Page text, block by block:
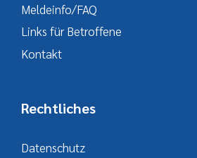
Meldeinfo/FAQ
Links für Betroffene
Kontakt
Rechtliches
Datenschutz